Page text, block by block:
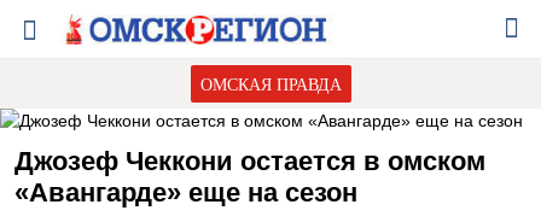
ОМСКАЯ ПРАВДА
Джозеф Чеккони остается в омском
«Авангарде» еще на сезон